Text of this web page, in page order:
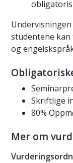
studentene
og
Skriftlige
80%
Mer om